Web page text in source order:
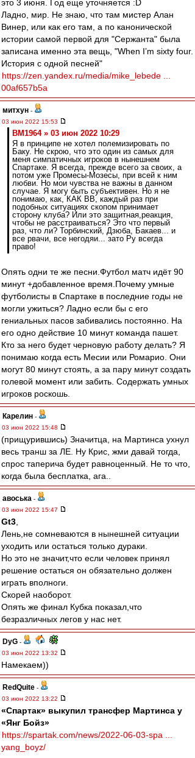
это 3 июня. Год еще уточняется :D
Ладно, мир. Не знаю, что там мистер Алан
Винер, или как его там, а по канонической
истории самой первой для "Сержанта" была
записана именно эта вещь, "When I’m sixty four.
История с одной песней"
https://zen.yandex.ru/media/mike_lebede ...
00af657b5a
митхун -
03 июн 2022 15:53
BM1964 » 03 июн 2022 10:29
Я в принципе не хотел полемизировать по
Баку. Не скрою, что это один из самых для
меня симпатичных игроков в нынешнем
Спартаке. Я всегда, прежде всего за своих, а
потом уже Промесы-Мозесы, при всей к ним
любви. Но мои чувства не важны в данном
случае. Я могу быть субъективен. Но я не
понимаю, как, КАК ВВ, каждый раз при
подобных ситуациях скопом принимает
сторону клуба? Или это защитная,реакция,
чтобы не расстраиваться? Это что первый
раз, что ли? Торбинский, Дзюба, Бакаев... и
все рвачи, все негодяи... зато Ру всегда
право!
Опять одни те же песни.Футбол матч идёт 90
минут +добавленное время.Почему умные
футболисты в Спартаке в последние годы не
могли ужиться? Ладно если бы с его
гениальных пасов забивались постоянно. На
его одно действие 10 минут команда пашет.
Кто за него будет черновую работу делать? Я
понимаю когда есть Месии или Ромарио. Они
могут 80 минут стоять, а за пару минут создать
голевой момент или забить. Содержать умных
игроков роскошь.
Карелин -
03 июн 2022 15:48
(прищурившись) Значитца, на Мартинса ухнул
весь транш за ЛЕ. Ну Крис, жми давай тогда,
спрос таперича будет равноценный. Не то что,
когда была бесплатка, ага..
авоська -
03 июн 2022 15:47
Gt3
Лень,не сомневаются в нынешней ситуации
уходить или остаться только дураки.
Но это не значит,что если человек принял
решение остаться он обязательно должен
играть вполноги.
Скорей наоборот.
Опять же финал Кубка показал,что
безразличных легов у нас нет.
DyG -
03 июн 2022 13:32
Намекаем))
RedQuite -
03 июн 2022 13:22
«Спартак» выкупил трансфер Мартинса у
«Янг Бойз»
https://spartak.com/news/2022-06-03-spa ...
yang_boyz/